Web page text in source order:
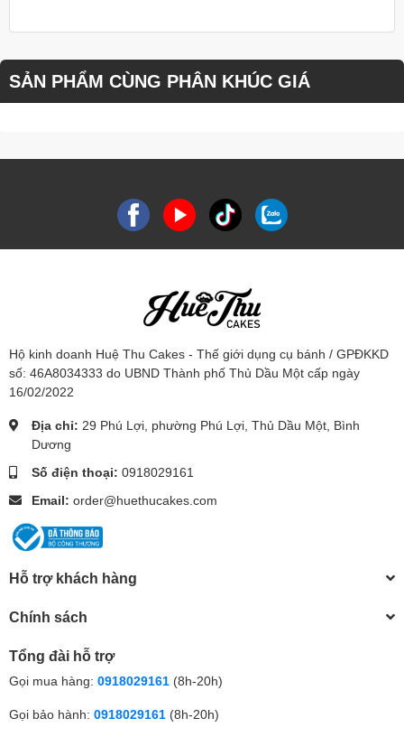
SẢN PHẨM CÙNG PHÂN KHÚC GIÁ
Hộ kinh doanh Huệ Thu Cakes - Thế giới dụng cụ bánh / GPĐKKD
số: 46A8034333 do UBND Thành phố Thủ Dầu Một cấp ngày
16/02/2022
Địa chỉ: 29 Phú Lợi, phường Phú Lợi, Thủ Dầu Một, Bình
Dương
Số điện thoại: 0918029161
Email: order@huethucakes.com
Hỗ trợ khách hàng
Chính sách
Tổng đài hỗ trợ
Gọi mua hàng: 0918029161 (8h-20h)
Gọi bảo hành: 0918029161 (8h-20h)